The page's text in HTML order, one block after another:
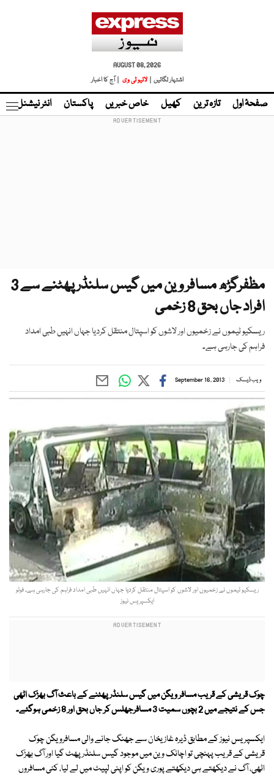
AUGUST 08, 2026
اشتہار لگائیں |
لائیو ٹی وی | آج کا اخبار
صفحۂ اول تازہ ترین کھیل خاص خبریں پاکستان انٹر نیشنل
مظفرگڑھ مسافر وین میں گیس سلنڈر پھٹنے سے 3
افراد جاں بحق 8 زخمی
ریسکیو ٹیموں نے زخمیوں اور لاشوں کو اسپتال منتقل کردیا جہاں انہیں طبی امداد
فراہم کی جارہی ہے۔
ویب ڈیسک September 16, 2013
ریسکیو ٹیموں نے زخمیوں اور لاشوں کو اسپتال منتقل کردیا جہاں انہیں طبی امداد فراہم کی جارہی ہے۔ فوٹو
ایکسپریس نیوز
چوک قریشی کے قریب مسافر ویگن میں گیس سلنڈر پھٹنے کے باعث آگ بھڑک اٹھی
جس کے نتیجے میں 2 بچوں سمیت 3 مسافرجھلس کر جاں بحق اور 8 زخمی ہوگئے۔
ایکسپریس نیوز کے مطابق ڈیرہ غازیخان سے جھنگ جانے والی مسافرویگن چوک
قریشی کے قریب پہنچی تو اچانک وین میں موجود گیس سلنڈر پھٹ گیا اور آگ بھڑک
اٹھی، آگ نے دیکھتے ہی دیکھتے پوری ویگن کو اپنی لپیٹ میں لے لیا، کئی مسافروں